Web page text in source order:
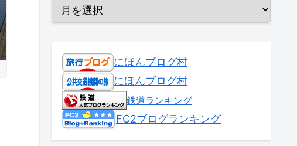
にほんブログ村
にほんブログ村
鉄道ランキング
FC2ブログランキング